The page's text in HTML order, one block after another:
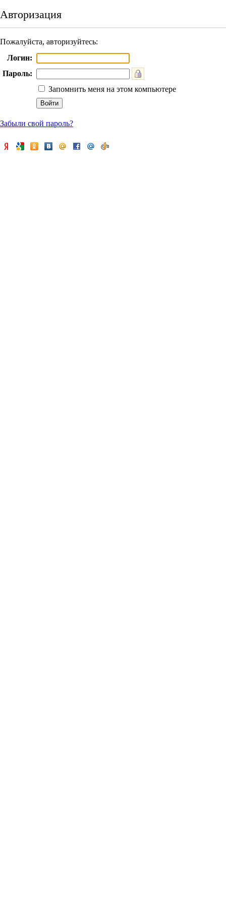
Авторизация
Пожалуйста, авторизуйтесь:
Логин:
Пароль:
Запомнить меня на этом компьютере
Забыли свой пароль?